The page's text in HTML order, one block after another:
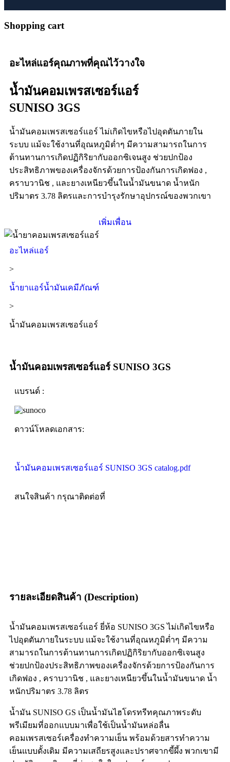
Shopping cart
อะไหล่แอร์คุณภาพที่คุณไว้วางใจ
น้ำมันคอมเพรสเซอร์แอร์
SUNISO 3GS
น้ำมันคอมเพรสเซอร์แอร์ ไม่เกิดไขหรือไปอุดตันภายใน
ระบบ แม้จะใช้งานที่อุณหภูมิต่ำๆ มีความสามารถในการ
ต้านทานการเกิดปฏิกิริยากับออกซิเจนสูง ช่วยปกป้อง
ประสิทธิภาพของเครื่องจักรด้วยการป้องกันการเกิดฟอง ,
คราบวานิช , และยางเหนียวขึ้นในน้ำมันขนาด น้ำหนัก
ปริมาตร 3.78 ลิตรและการบำรุงรักษาอุปกรณ์ของพวกเขา
เพิ่มเพื่อน
อะไหล่แอร์
>
น้ำยาแอร์น้ำมันเคมีภัณฑ์
>
น้ำมันคอมเพรสเซอร์แอร์
น้ำมันคอมเพรสเซอร์แอร์ SUNISO 3GS
แบรนด์ :
ดาวน์โหลดเอกสาร:
น้ำมันคอมเพรสเซอร์แอร์ SUNISO 3GS catalog.pdf
สนใจสินค้า กรุณาติดต่อที่
รายละเอียดสินค้า (Description)
น้ำมันคอมเพรสเซอร์แอร์ ยี่ห้อ SUNISO 3GS ไม่เกิดไขหรือ
ไปอุดตันภายในระบบ แม้จะใช้งานที่อุณหภูมิต่ำๆ มีความ
สามารถในการต้านทานการเกิดปฏิกิริยากับออกซิเจนสูง
ช่วยปกป้องประสิทธิภาพของเครื่องจักรด้วยการป้องกันการ
เกิดฟอง , คราบวานิช , และยางเหนียวขึ้นในน้ำมันขนาด น้ำ
หนักปริมาตร 3.78 ลิตร
น้ำมัน SUNISO GS เป็นน้ำมันไฮโดรทรีทคุณภาพระดับ
พรีเมียมที่ออกแบบมาเพื่อใช้เป็นน้ำมันหล่อลื่น
คอมเพรสเซอร์เครื่องทำความเย็น พร้อมด้วยสารทำความ
เย็นแบบดั้งเดิม มีความเสถียรสูงและปราศจากขี้ผึ้ง พวกเขามี